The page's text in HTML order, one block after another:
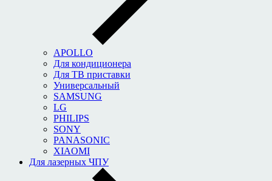
APOLLO
Для кондиционера
Для ТВ приставки
Универсальный
SAMSUNG
LG
PHILIPS
SONY
PANASONIC
XIAOMI
Для лазерных ЧПУ